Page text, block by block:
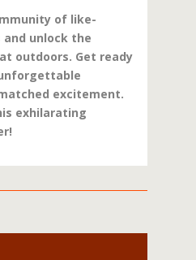
of like-
and unlock the
outdoors. Get ready
excitement.
exhilarating